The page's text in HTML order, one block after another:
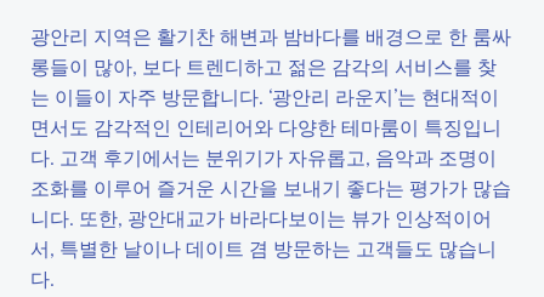
광안리 지역은 활기찬 해변과 밤바다를 배경으로 한 룸싸
롱들이 많아, 보다 트렌디하고 젊은 감각의 서비스를 찾
는 이들이 자주 방문합니다. ‘광안리 라운지’는 현대적이
면서도 감각적인 인테리어와 다양한 테마룸이 특징입니
다. 고객 후기에서는 분위기가 자유롭고, 음악과 조명이
조화를 이루어 즐거운 시간을 보내기 좋다는 평가가 많습
니다. 또한, 광안대교가 바라다보이는 뷰가 인상적이어
서, 특별한 날이나 데이트 겸 방문하는 고객들도 많습니
다.